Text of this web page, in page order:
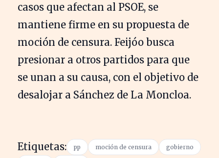
casos que afectan al PSOE, se
mantiene firme en su propuesta de
moción de censura. Feijóo busca
presionar a otros partidos para que
se unan a su causa, con el objetivo de
desalojar a Sánchez de La Moncloa.
Etiquetas: pp moción de censura gobierno